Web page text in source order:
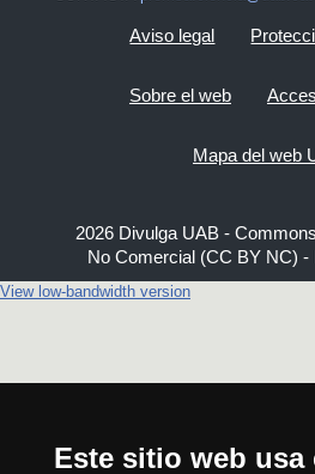
Este sitio web usa
Aviso legal
Sobre el web
Mapa del web
2026 Divulga UAB -
No Comercial (CC BY NC) -
View low-bandwidth version